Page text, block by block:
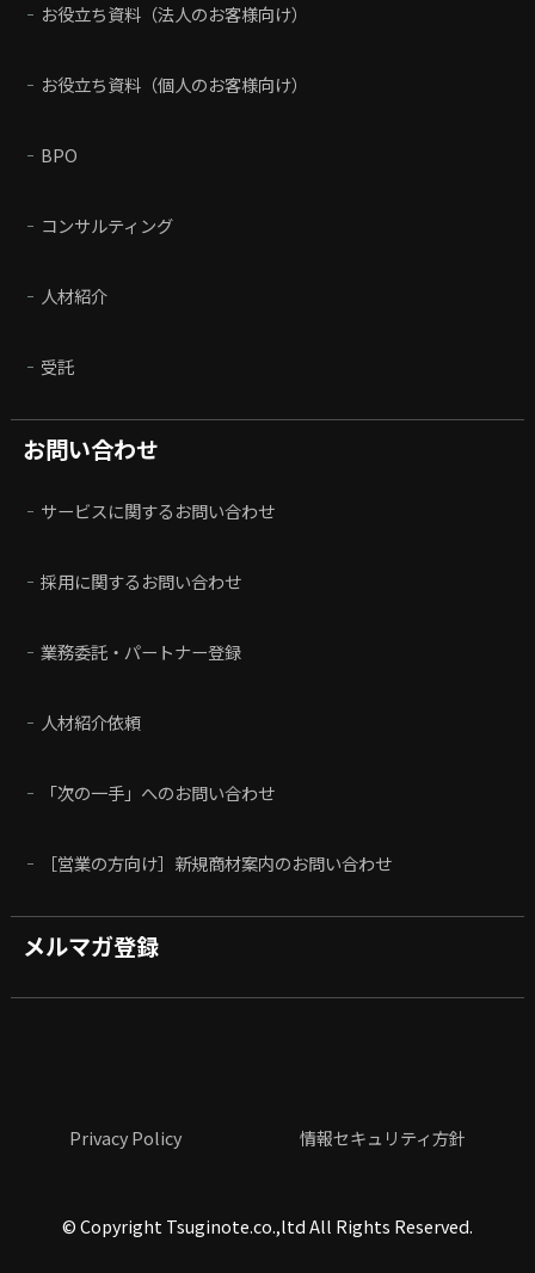
お役立ち資料（法人のお客様向け）
お役立ち資料（個人のお客様向け）
BPO
コンサルティング
人材紹介
受託
お問い合わせ
サービスに関するお問い合わせ
採用に関するお問い合わせ
業務委託・パートナー登録
人材紹介依頼
「次の一手」へのお問い合わせ
［営業の方向け］新規商材案内のお問い合わせ
メルマガ登録
©Copyright Tsuginote.co.,ltd All Rights Reserved.
Privacy Policy 情報セキュリティ方針